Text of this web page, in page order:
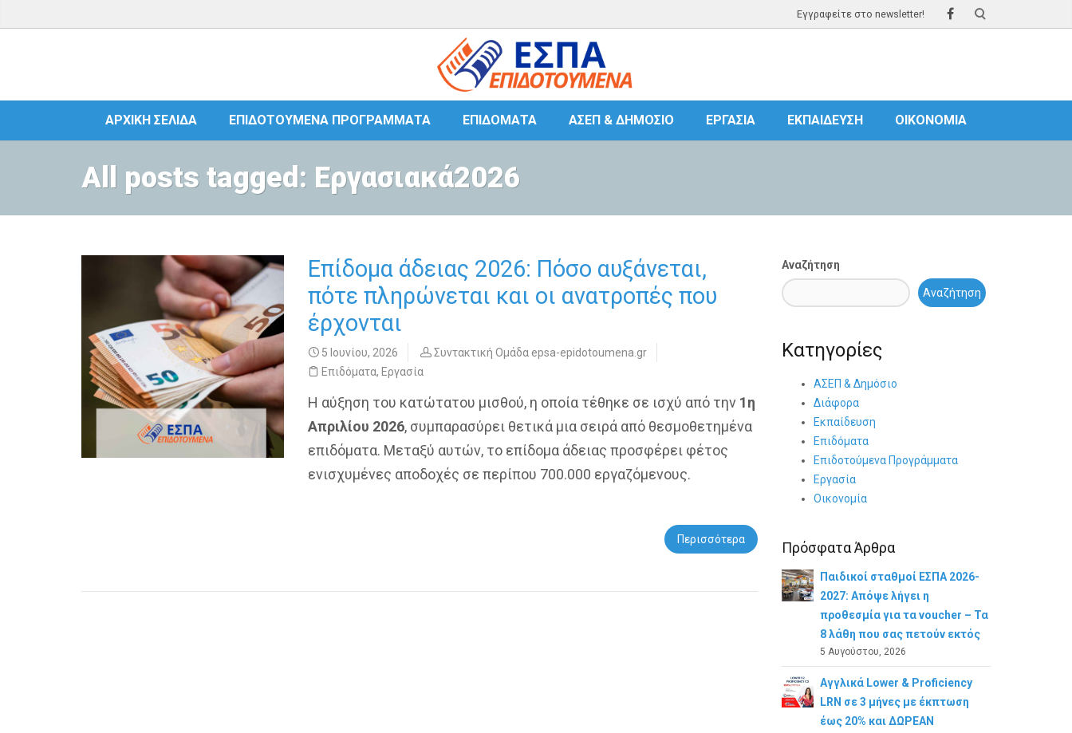
Εγγραφείτε στο newsletter!
ΑΡΧΙΚΉ ΣΕΛΊΔΑ ΕΠΙΔΟΤΟΎΜΕΝΑ ΠΡΟΓΡΆΜΜΑΤΑ ΕΠΙΔΌΜΑΤΑ ΑΣΕΠ & ΔΗΜΌΣΙΟ ΕΡΓΑΣΊΑ ΕΚΠΑΊΔΕΥΣΗ ΟΙΚΟΝΟΜΊΑ
All posts tagged: Εργασιακά2026
Επίδομα άδειας 2026: Πόσο αυξάνεται,
πότε πληρώνεται και οι ανατροπές που
έρχονται
5 Ιουνίου, 2026
Συντακτική Ομάδα epsa-epidotoumena.gr
Επιδόματα, Εργασία
Η αύξηση του κατώτατου μισθού, η οποία τέθηκε σε ισχύ από την 1η
Απριλίου 2026, συμπαρασύρει θετικά μια σειρά από θεσμοθετημένα
επιδόματα. Μεταξύ αυτών, το επίδομα άδειας προσφέρει φέτος
ενισχυμένες αποδοχές σε περίπου 700.000 εργαζόμενους.
Περισσότερα
Αναζήτηση
Αναζήτηση
Κατηγορίες
ΑΣΕΠ & Δημόσιο
Διάφορα
Εκπαίδευση
Επιδόματα
Επιδοτούμενα Προγράμματα
Εργασία
Οικονομία
Πρόσφατα Άρθρα
Παιδικοί σταθμοί ΕΣΠΑ 2026-
2027: Απόψε λήγει η
προθεσμία για τα voucher – Τα
8 λάθη που σας πετούν εκτός
5 Αυγούστου, 2026
Αγγλικά Lower & Proficiency
LRN σε 3 μήνες με έκπτωση
έως 20% και ΔΩΡΕΑΝ